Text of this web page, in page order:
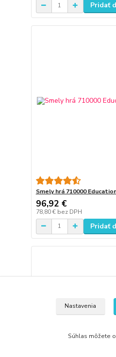
Pridať
Smely hrá 710000
96,92 €
78,80 € bez DPH
Pridať
Nastavenia
Súhlas môžete